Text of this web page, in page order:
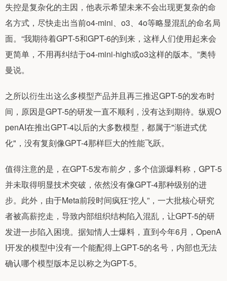
失控是复杂化的主因，他表示希望未来不会出现更复杂的命
名方式，尽快走出当前o4-mini、o3、4o等略显混乱的命名局
面。“我期待着GPT-5和GPT-6的到来，这样人们使用起来会
更简单，不用再纠结于o4-mini-high或o3这样的版本。”奥特
曼说。
之所以衍生出这么多模型产品并且再三推迟GPT-5的发布时
间，原因是GPT-5的研发一直不顺利，没有达到期待。纵观O
penAI在推出GPT-4以后的大多数模型，都属于"渐进式优
化"，没有复刻像GPT-4那样巨大的性能飞跃。
值得注意的是，在GPT-5发布前夕，多个信源爆料称，GPT-5
并未取得明显技术突破，依然没有像GPT-4那种级别的进
步。此外，由于Meta前段时间疯狂“挖人”，一大批核心研究
者被高薪挖走，导致内部组织结构陷入混乱，让GPT-5的研
发进一步陷入困境。据知情人士爆料，直到今年6月，OpenA
I开发的模型中没有一个能配得上GPT-5的名号，内部也无法
确认哪个模型版本足以称之为GPT-5。